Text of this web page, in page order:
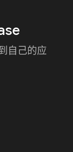
自己的应